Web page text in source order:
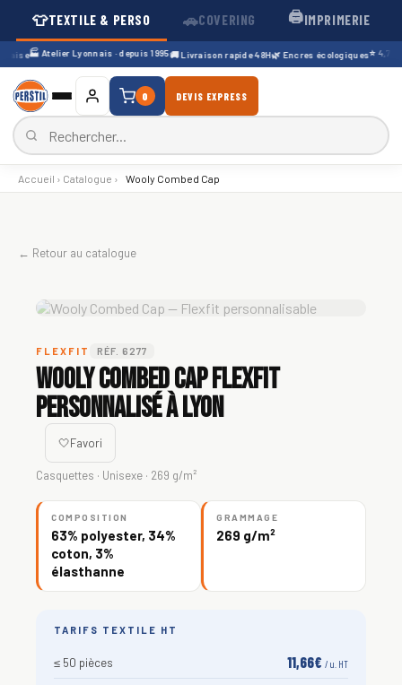
👕TEXTILE & PERSO 🚗COVERING 🖨️IMPRIMERIE
🏭 Atelier Lyonnais · depuis 1995🚚 Livraison rapide 48H🌿 Encres écologiques⭐ 4,7/5 ·
0 DEVIS EXPRESS
Accueil › Catalogue › Wooly Combed Cap
← Retour au catalogue
FLEXFIT RÉF. 6277
Wooly Combed Cap Flexfit
personnalisé à Lyon
🤍Favori
Casquettes · Unisexe · 269 g/m²
COMPOSITION
63% polyester, 34%
coton, 3%
élasthanne
GRAMMAGE
269 g/m²
TARIFS TEXTILE HT
≤ 50 pièces 11,66€ / u. HT